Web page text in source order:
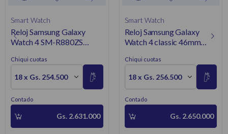
Smart Watch
Reloj Samsung Galaxy
Watch 4 SM-R880ZS
Chiqui cuotas
18 x Gs. 254.500
Contado
Gs. 2.631.000
Smart Watch
Reloj Samsung Galaxy
Watch 4 classic 46mm
Chiqui cuotas
18 x Gs. 256.500
Contado
Gs. 2.650.000